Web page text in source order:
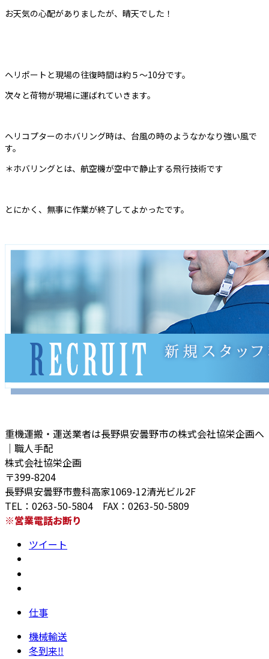
お天気の心配がありましたが、晴天でした！
ヘリポートと現場の往復時間は約５～10分です。
次々と荷物が現場に運ばれていきます。
ヘリコプターのホバリング時は、台風の時のようなかなり強い風で
す。
＊ホバリングとは、 航空機が空中で静止する飛行技術です
とにかく、無事に作業が終了してよかったです。
重機運搬・運送業者は長野県安曇野市の株式会社協栄企画へ
｜職人手配
株式会社協栄企画
〒399-8204
長野県安曇野市豊科高家1069-12清光ビル2F
TEL：0263-50-5804 FAX：0263-50-5809
※営業電話お断り
ツイート
仕事
機械輸送
冬到来‼